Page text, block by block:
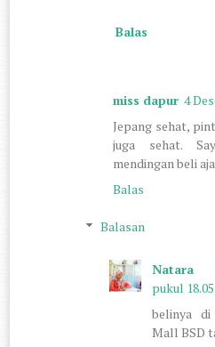
Balas
miss dapur 4
Jepang sehat,
juga sehat.
mendingan beli aja
Balas
Balasan
Natara
pukul 18.05
belinya
Mall BSD